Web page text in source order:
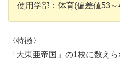
使用学部：体育(偏差値53～
〈特徴〉
「大東亜帝国」の1校に数え